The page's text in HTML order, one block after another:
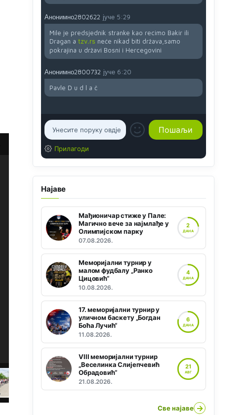
Анонимно2802622 јуче 5:29
Mile je predsjednik stranke kao recimo Bakir ili
Dragan a tzv.rs neće nikad biti država,samo
pokrajina u državi Bosni i Hercegovini
Анонимно2800732 јуче 6:20
Pavle D u d l a č
Прилагоди
Најаве
Мађионичар стиже у Пале:
Магично вече за најмлађе у
Олимпијском парку
07.08.2026.
2
ДАНА
Меморијални турнир у
малом фудбалу „Ранко
Цицовић“
10.08.2026.
4
ДАНА
17. меморијални турнир у
уличном баскету „Богдан
Боћа Лучић“
11.08.2026.
6
ДАНА
VIII меморијални турнир
„Веселинка Слијепчевић
Обрадовић“
21.08.2026.
21
АВГ
Све најаве →